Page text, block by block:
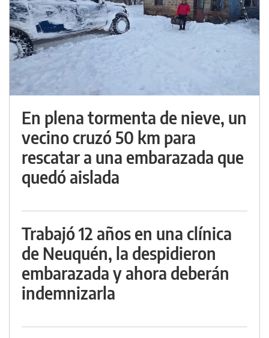
En plena tormenta de nieve, un
vecino cruzó 50 km para
rescatar a una embarazada que
quedó aislada
Trabajó 12 años en una clínica
de Neuquén, la despidieron
embarazada y ahora deberán
indemnizarla